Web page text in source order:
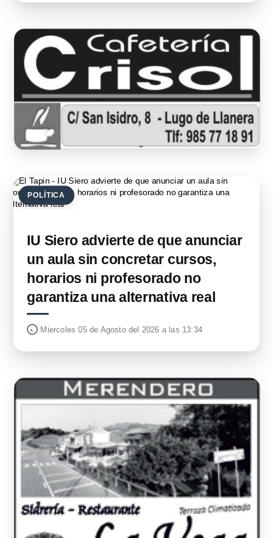
POLÍTICA
IU Siero advierte de que anunciar
un aula sin concretar cursos,
horarios ni profesorado no
garantiza una alternativa real
Miercoles 05 de Agosto del 2026 a las 13:34